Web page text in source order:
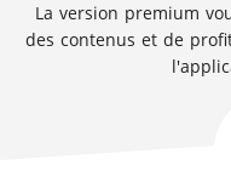
La version premium
des contenus et de